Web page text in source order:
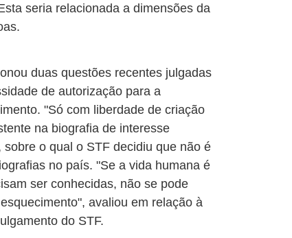
seria relacionada a dimensões da
duas questões recentes julgadas
de autorização para a
"Só com liberdade de criação
na biografia de interesse
o qual o STF decidiu que não é
no país. "Se a vida humana é
ser conhecidas, não se pode
avaliou em relação à
do STF.